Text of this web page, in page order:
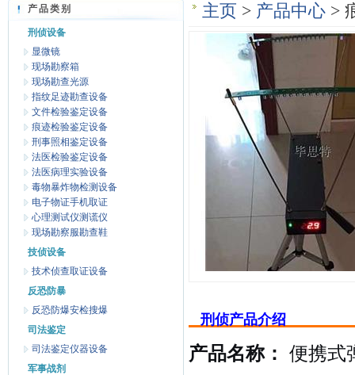
产品类别
刑侦设备
显微镜
现场勘察箱
现场勘查光源
指纹足迹勘查设备
文件检验鉴定设备
痕迹检验鉴定设备
刑事照相鉴定设备
法医检验鉴定设备
法医病理实验设备
毒物暴炸物检测设备
电子物证手机取证
心理测试仪测谎仪
现场勘察服勘查鞋
技侦设备
技术侦查取证设备
反恐防暴
反恐防爆安检搜爆
司法鉴定
司法鉴定仪器设备
军事战剂
主页 > 产品中心 >
刑侦产品介绍
产品名称： 便携式